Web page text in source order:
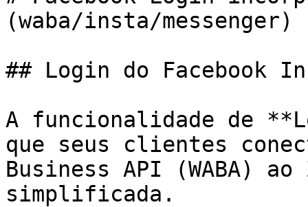
(waba/insta/messenger)
## Login do Facebook
A funcionalidade de
que seus clientes
Business API (WABA) ao
simplificada.